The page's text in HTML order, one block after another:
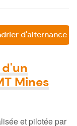
d'alternance
Mines
et pilotée par